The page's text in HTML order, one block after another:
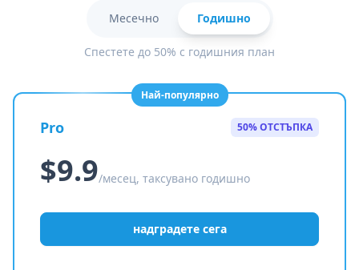
Месечно Годишно
Спестете до 50% с годишния план
Най-популярно
Pro 50% ОТСТЪПКА
$9.9/месец, таксувано годишно
надградете сега